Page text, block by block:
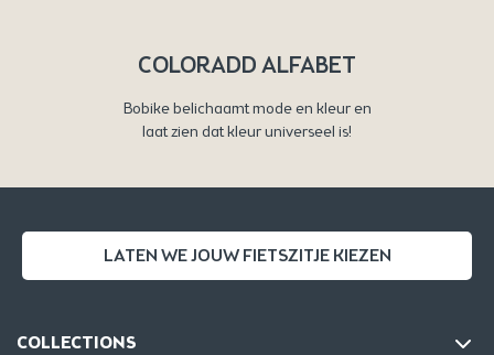
COLORADD ALFABET
Bobike belichaamt mode en kleur en
laat zien dat kleur universeel is!
LATEN WE JOUW FIETSZITJE KIEZEN
COLLECTIONS